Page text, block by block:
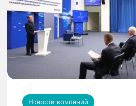
Новости компаний